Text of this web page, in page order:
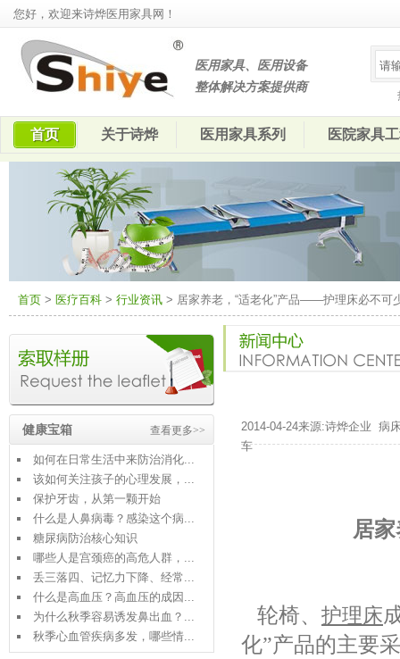
您好，欢迎来诗烨医用家具网！
医用家具、医用设备
整体解决方案提供商
首页 关于诗烨 医用家具系列 医院家具
首页 > 医疗百科 > 行业资讯 > 居家养老，“适老化”产品——护理床必不可
查看更多>>
健康宝箱
如何在日常生活中来防治消化...
该如何关注孩子的心理发展，...
保护牙齿，从第一颗开始
什么是人鼻病毒？感染这个病...
糖尿病防治核心知识
哪些人是宫颈癌的高危人群，...
丢三落四、记忆力下降、经常...
什么是高血压？高血压的成因...
为什么秋季容易诱发鼻出血？...
秋季心血管疾病多发，哪些情...
2014-04-24来源:诗烨企业 病
车
居
轮椅、 护理床
化”产品的主要